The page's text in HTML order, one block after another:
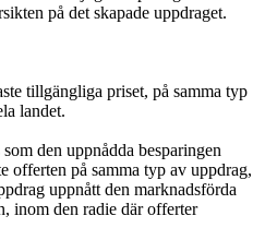
på det skapade uppdraget.
tillgängliga priset, på samma typ
landet.
den uppnådda besparingen
offerten på samma typ av uppdrag,
uppnått den marknadsförda
inom den radie där offerter